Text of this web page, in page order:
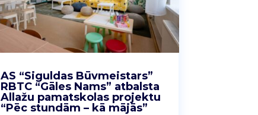
AS “Siguldas Būvmeistars”
RBTC “Gāles Nams” atbalsta
Allažu pamatskolas projektu
“Pēc stundām – kā mājās”